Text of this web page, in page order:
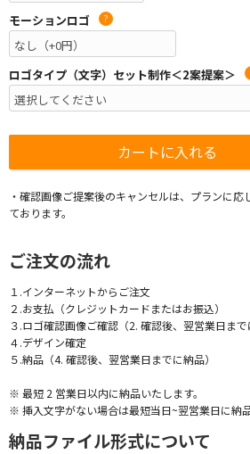
モーションロゴ ?
ロゴタイプ（文字）セット制作＜2案提案＞
・確認画像ご提案後のキャンセルは、プランに
ております。
ご注文の流れ
１.インターネットからご注文
２.お支払（クレジットカードまたはお振込）
３.ロゴ確認画像ご確認（2. 確認後、翌営業日まで
４.デザイン確定
５.納品（4. 確認後、翌営業日までに納品）
※ 最短 2 営業日以内に納品いたします。
※ 挿入文字がない場合は最短当日~翌営業日に納品
納品ファイル形式について